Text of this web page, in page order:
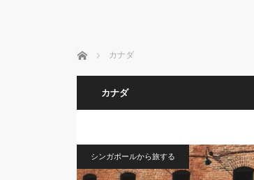
ホーム カナダ
カナダ
シンガポールから旅する